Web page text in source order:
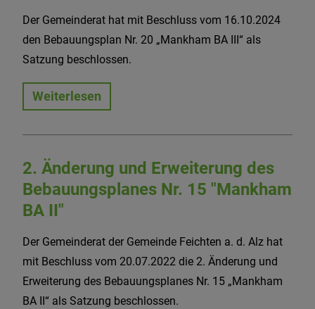
Der Gemeinderat hat mit Beschluss vom 16.10.2024
den Bebauungsplan Nr. 20 „Mankham BA III“ als
Satzung beschlossen.
Weiterlesen
2. Änderung und Erweiterung des
Bebauungsplanes Nr. 15 "Mankham
BA II"
Der Gemeinderat der Gemeinde Feichten a. d. Alz hat
mit Beschluss vom 20.07.2022 die 2. Änderung und
Erweiterung des Bebauungsplanes Nr. 15 „Mankham
BA II“ als Satzung beschlossen.